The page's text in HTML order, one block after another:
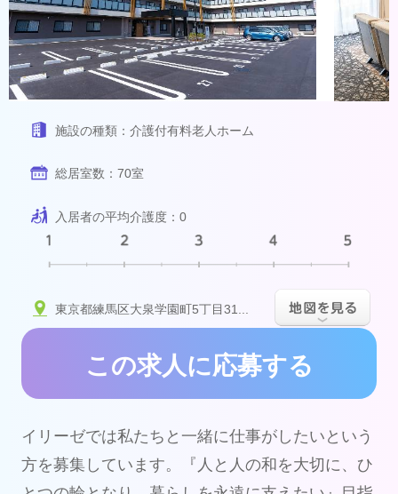
施設の種類： 介護付有料老人ホーム
総居室数： 70室
入居者の平均介護度： 0
この求人に応募する
イリーゼでは私たちと一緒に仕事がしたいという
方を募集しています。『人と人の和を大切に、ひ